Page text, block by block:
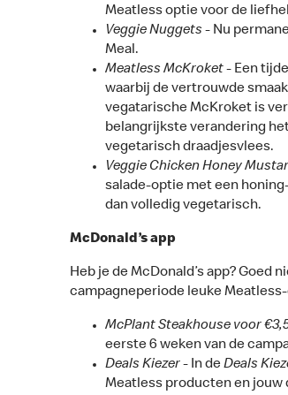
Meatless optie voor de
Veggie Nuggets- Nu
Meal.
Meatless McKroket- Een
waarbij de vertrouwde
vegatarische McKroket is
belangrijkste verandering
vegetarisch draadjesvlees.
Veggie Chicken Honey
salade-optie met een
dan volledig vegetarisch.
McDonald’s app
Heb je de McDonald’s app? Goed
campagneperiode leuke
McPlant Steakhouse voor
eerste 6 weken van de
Deals Kiezer- In deDeals
Meatless producten en jouw